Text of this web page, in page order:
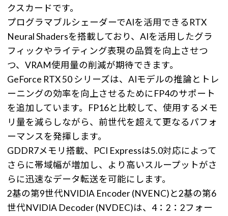
クスカードです。
プログラマブルシェーダーでAIを活用できるRTX
Neural Shadersを搭載しており、AIを活用したグラ
フィックやライティング表現の品質を向上させつ
つ、VRAM使用量の削減が期待できます。
GeForce RTX 50 シリーズは、AIモデルの推論とトレ
ーニングの効率を向上させるためにFP4のサポート
を追加しています。FP16と比較して、使用するメモ
リ量を減らしながら、前世代を超えて更なるパフォ
ーマンスを発揮します。
GDDR7メモリ搭載、PCI Expressは5.0対応によって
さらに帯域幅が増加し、より高いスループットがさ
らに迅速なデータ転送を可能にします。
2基の第9世代NVIDIA Encoder (NVENC)と2基の第6
世代NVIDIA Decoder (NVDEC)は、4：2：2フォー